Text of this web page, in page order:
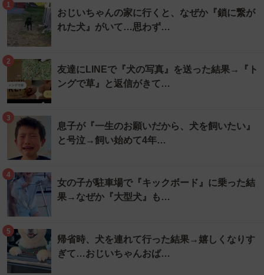
1
おじいちゃんの家に行くと、なぜか『鎖に繋が
れた犬』がいて…思わず…
2
友達にLINEで『犬の写真』を送った結果→『ト
ングで草』と返信がきて…
3
息子が『一生のお願いだから、犬を飼いたい』
と号泣→飼い始めて4年…
4
女の子が駐車場で『キックボード』に乗った結
果→なぜか『大型犬』も…
5
帰省時、犬を連れて行った結果→嬉しくなりす
ぎて…おじいちゃんおば…